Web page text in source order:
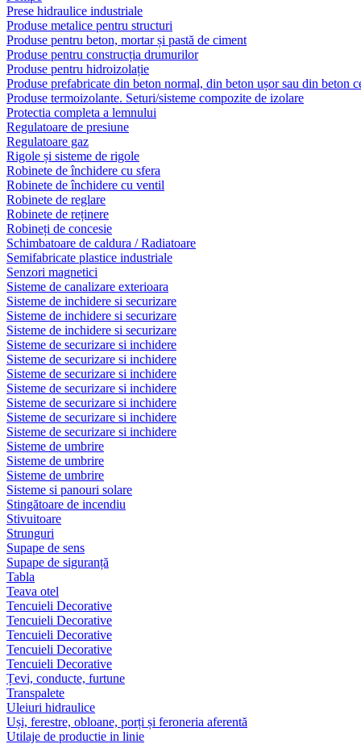
Prese hidraulice industriale
Produse metalice pentru structuri
Produse pentru beton, mortar și pastă de ciment
Produse pentru construcția drumurilor
Produse pentru hidroizolație
Produse prefabricate din beton normal, din beton ușor sau din beton
Produse termoizolante. Seturi/sisteme compozite de izolare
Protectia completa a lemnului
Regulatoare de presiune
Regulatoare gaz
Rigole și sisteme de rigole
Robinete de închidere cu sfera
Robinete de închidere cu ventil
Robinete de reglare
Robinete de reținere
Robineți de concesie
Schimbatoare de caldura / Radiatoare
Semifabricate plastice industriale
Senzori magnetici
Sisteme de canalizare exterioara
Sisteme de inchidere si securizare
Sisteme de inchidere si securizare
Sisteme de inchidere si securizare
Sisteme de securizare si inchidere
Sisteme de securizare si inchidere
Sisteme de securizare si inchidere
Sisteme de securizare si inchidere
Sisteme de securizare si inchidere
Sisteme de securizare si inchidere
Sisteme de securizare si inchidere
Sisteme de umbrire
Sisteme de umbrire
Sisteme de umbrire
Sisteme si panouri solare
Stingătoare de incendiu
Stivuitoare
Strunguri
Supape de sens
Supape de siguranță
Tabla
Teava otel
Tencuieli Decorative
Tencuieli Decorative
Tencuieli Decorative
Tencuieli Decorative
Tencuieli Decorative
Țevi, conducte, furtune
Transpalete
Uleiuri hidraulice
Uși, ferestre, obloane, porți și feroneria aferentă
Utilaje de productie in linie